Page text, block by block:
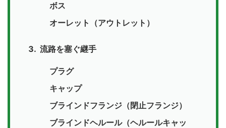
ボス
オーレット（アウトレット）
流路を塞ぐ継手
プラグ
キャップ
ブラインドフランジ（閉止フランジ）
ブラインドヘルール（ヘルールキャッ